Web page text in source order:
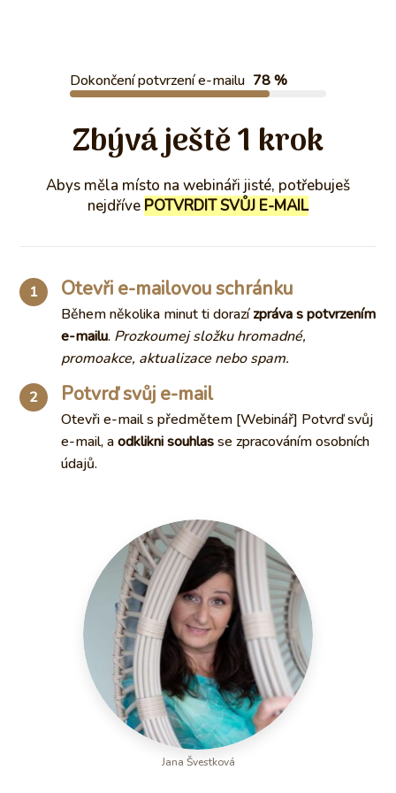
Dokončení potvrzení e-mailu 78 %
Zbývá ještě 1 krok
Abys měla místo na webináři jisté, potřebuješ
nejdříve POTVRDIT SVŮJ E-MAIL
1 Otevři e-mailovou schránku
Během několika minut ti dorazízpráva s potvrzením
e-mailu. Prozkoumej složku hromadné,
promoakce, aktualizace nebo spam.
2
Potvrď svůj e-mail
Otevři e-mail s předmětem [Webinář] Potvrď svůj
e-mail, aodklikni souhlasse zpracováním osobních
údajů.
Jana Švestková